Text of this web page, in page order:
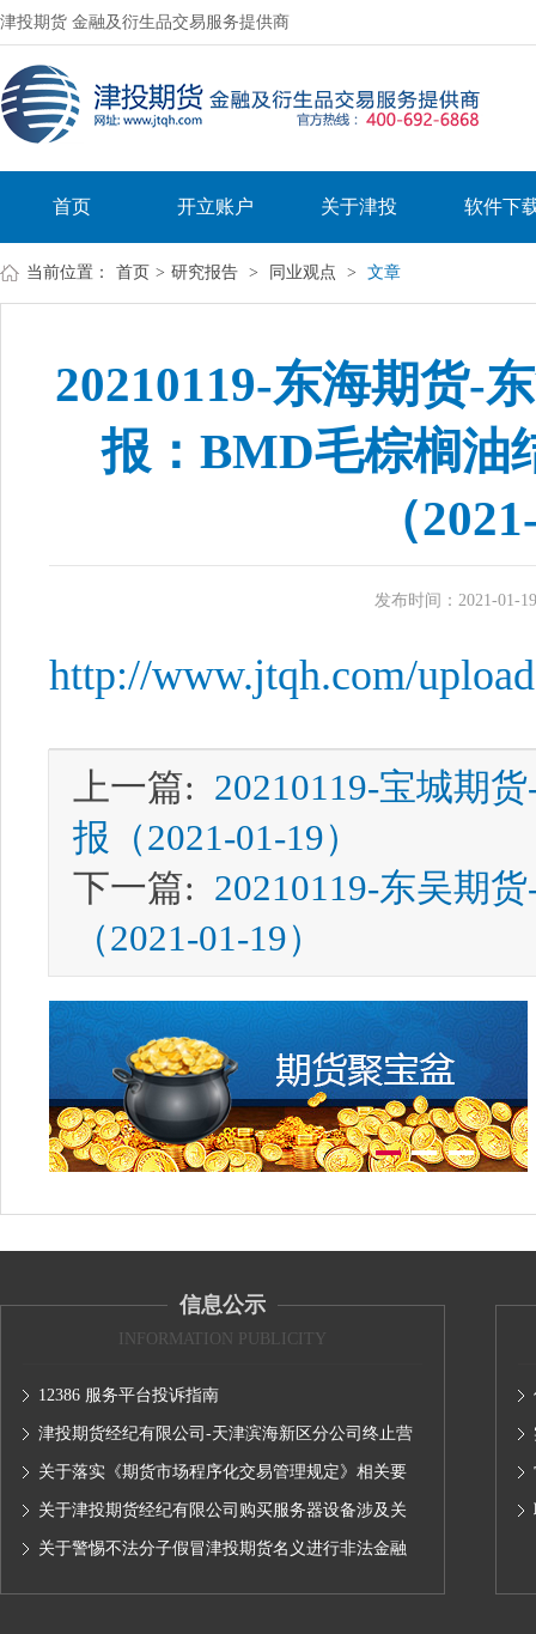
津投期货 金融及衍生品交易服务提供商
首页 开立账户 关于津投 软件下
当前位置： 首页 > 研究报告 > 同业观点 > 文章
20210119-东海期货-
报：BMD毛棕榈油
（
发布时间：2021-01-
http://www.jtqh.com/
上一篇: 20210119-宝城期
报（2021-01-19）
下一篇: 20210119-东吴期
（2021-01-19）
信息公示
INFORMATION PUBLICITY
12386 服务平台投诉指南
津投期货经纪有限公司-天津滨海新区分公司终止营
业的公告
关于落实《期货市场程序化交易管理规定》相关要
求,无限易终端版本调整及客户通知
关于津投期货经纪有限公司购买服务器设备涉及关
联交易情况的公示
关于警惕不法分子假冒津投期货名义进行非法金融